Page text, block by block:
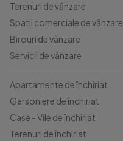
Terenuri de vânzare
Spatii comerciale de vânzare
Birouri de vânzare
Servicii de vânzare
Apartamente de închiriat
Garsoniere de închiriat
Case - Vile de închiriat
Terenuri de închiriat